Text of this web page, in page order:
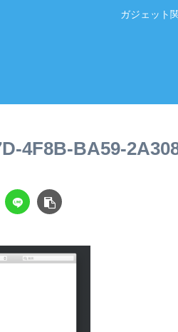
ガジェット
4F8B-BA59-